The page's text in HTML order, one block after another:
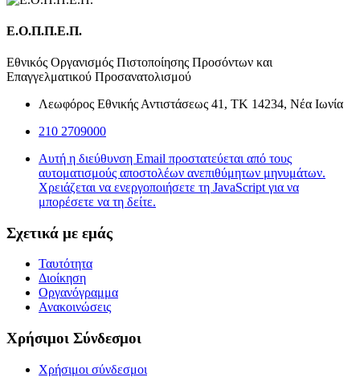
Ε.Ο.Π.Π.Ε.Π.
Εθνικός Οργανισμός Πιστοποίησης Προσόντων και
Επαγγελματικού Προσανατολισμού
Λεωφόρος Εθνικής Αντιστάσεως 41, ΤΚ 14234, Νέα Ιωνία
210 2709000
Αυτή η διεύθυνση Email προστατεύεται από τους
αυτοματισμούς αποστολέων ανεπιθύμητων μηνυμάτων.
Χρειάζεται να ενεργοποιήσετε τη JavaScript για να
μπορέσετε να τη δείτε.
Σχετικά με εμάς
Ταυτότητα
Διοίκηση
Οργανόγραμμα
Ανακοινώσεις
Χρήσιμοι Σύνδεσμοι
Χρήσιμοι σύνδεσμοι